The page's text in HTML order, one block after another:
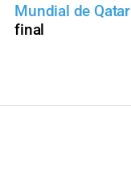
Mundial de Qatar
final